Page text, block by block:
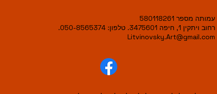
עמותה מספר 580118261
רחוב ויתקין 1, חיפה 3475601. טלפון: 050-8565374.
Litvinovsky.Art@gmail.com